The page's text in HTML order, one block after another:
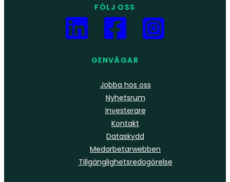
FÖLJ OSS
GENVÄGAR
Jobba hos oss
Nyhetsrum
Investerare
Kontakt
Dataskydd
Medarbetarwebben
Tillgänglighetsredogörelse